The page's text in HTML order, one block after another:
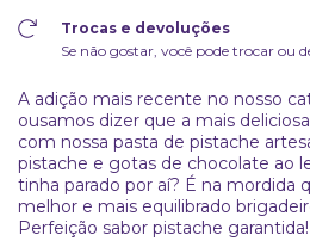
Trocas e devoluções
Se não gostar, você pode trocar ou
A adição mais recente no nosso
ousamos dizer que a mais
com nossa pasta de pistache
pistache e gotas de chocolate ao
tinha parado por aí? É na mordida
melhor e mais equilibrado
Perfeição sabor pistache garantida!